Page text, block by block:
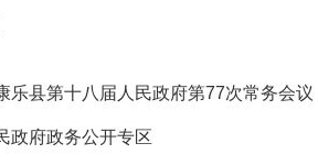
乐县第十八届人民政府第77次常务会议
政府政务公开专区